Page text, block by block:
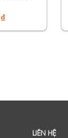
₫Khoảng
giá:
từ
LIÊN HỆ